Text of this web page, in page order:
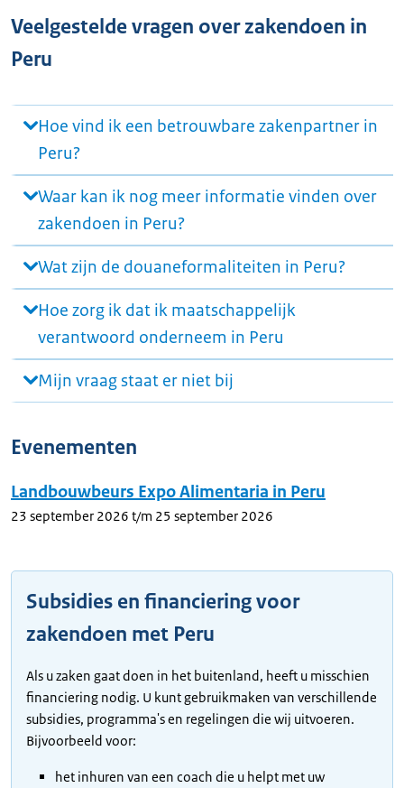
Veelgestelde vragen over zakendoen in
Peru
Hoe vind ik een betrouwbare zakenpartner in
Peru?
Waar kan ik nog meer informatie vinden over
zakendoen in Peru?
Wat zijn de douaneformaliteiten in Peru?
Hoe zorg ik dat ik maatschappelijk
verantwoord onderneem in Peru
Mijn vraag staat er niet bij
Evenementen
Landbouwbeurs Expo Alimentaria in Peru
23 september 2026 t/m 25 september 2026
Subsidies en financiering voor
zakendoen met Peru
Als u zaken gaat doen in het buitenland, heeft u misschien
financiering nodig. U kunt gebruikmaken van verschillende
subsidies, programma's en regelingen die wij uitvoeren.
Bijvoorbeeld voor:
het inhuren van een coach die u helpt met uw